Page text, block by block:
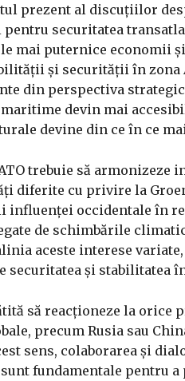
prezent al discuțiilor
securitatea
mai puternice economii
și securității în zona
din perspectiva
devin mai
devine din ce în ce
trebuie să armonizeze
diferite cu privire la
occidentale în
de schimbările
aceste interese
securitatea și stabilitatea
să reacționeze la orice
precum Rusia sau
sens, colaborarea și
fundamentale pentru a